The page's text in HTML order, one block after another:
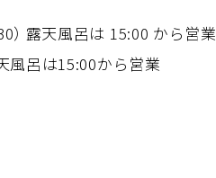
） 露天風呂は 15:00 から営業
風呂は15:00から営業